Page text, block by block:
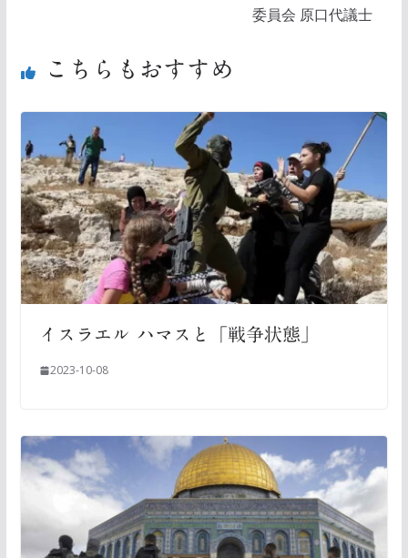
委員会 原口代議士
こちらもおすすめ
イスラエル ハマスと「戦争状態」
2023-10-08